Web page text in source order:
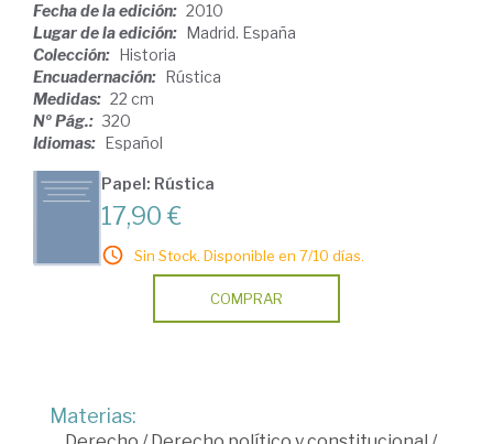
Fecha de la edición: 2010
Lugar de la edición: Madrid. España
Colección: Historia
Encuadernación: Rústica
Medidas: 22 cm
Nº Pág.: 320
Idiomas: Español
Papel: Rústica
17,90 €
Sin Stock. Disponible en 7/10 días.
COMPRAR
Materias: